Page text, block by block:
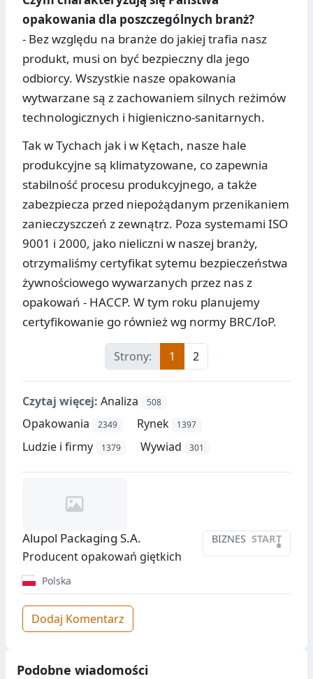
opakowania dla poszczególnych branż?
- Bez względu na branże do jakiej trafia nasz
produkt, musi on być bezpieczny dla jego
odbiorcy. Wszystkie nasze opakowania
wytwarzane są z zachowaniem silnych reżimów
technologicznych i higieniczno-sanitarnych.
Tak w Tychach jak i w Kętach, nasze hale
produkcyjne są klimatyzowane, co zapewnia
stabilność procesu produkcyjnego, a także
zabezpiecza przed niepożądanym przenikaniem
zanieczyszczeń z zewnątrz. Poza systemami ISO
9001 i 2000, jako nieliczni w naszej branży,
otrzymaliśmy certyfikat sytemu bezpieczeństwa
żywnościowego wywarzanych przez nas z
opakowań - HACCP. W tym roku planujemy
certyfikowanie go również wg normy BRC/IoP.
Strony: 1 2
Czytaj więcej: Analiza 508
Opakowania 2349 Rynek 1397
Ludzie i firmy 1379 Wywiad 301
BIZNES START
•
Alupol Packaging S.A.
Producent opakowań giętkich
Polska
Dodaj Komentarz
Podobne wiadomości